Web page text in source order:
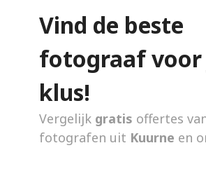
Vind de beste
fotograaf
klus!
Vergelijk gratis offertes
fotografen uit Kuurne en